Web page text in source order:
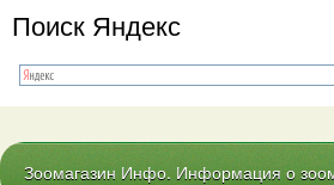
Поиск Яндекс
Зоомагазин Инфо. Информация о